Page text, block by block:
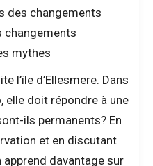
des changements
changements
mythes
l’île d’Ellesmere. Dans
elle doit répondre à une
ils permanents? En
et en discutant
apprend davantage sur